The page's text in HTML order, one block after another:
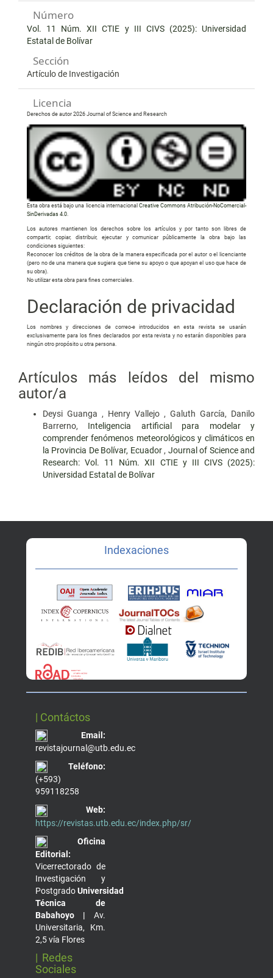
Número
Vol. 11 Núm. XII CTIE y III CIVS (2025): Universidad
Estatal de Bolívar
Sección
Artículo de Investigación
Licencia
Derechos de autor 2026 Journal of Science and Research
Esta obra está bajo una licencia internacionalCreative Commons Atribución-NoComercial-
SinDerivadas 4.0.
Los autores mantienen los derechos sobre los artículos y por tanto son libres de
compartir, copiar, distribuir, ejecutar y comunicar públicamente la obra bajo las
condiciones siguientes:
Reconocer los créditos de la obra de la manera especificada por el autor o el licenciante
(pero no de una manera que sugiera que tiene su apoyo o que apoyan el uso que hace de
su obra).
No utilizar esta obra para fines comerciales.
Declaración de privacidad
Los nombres y direcciones de correo-e introducidos en esta revista se usarán
exclusivamente para los fines declarados por esta revista y no estarán disponibles para
ningún otro propósito u otra persona.
Artículos más leídos del mismo
autor/a
Deysi Guanga , Henry Vallejo , Galuth García, Danilo
Barrerno, Inteligencia artificial para modelar y
comprender fenómenos meteorológicos y climáticos en
la Provincia De Bolívar, Ecuador , Journal of Science and
Research: Vol. 11 Núm. XII CTIE y III CIVS (2025):
Universidad Estatal de Bolívar
Indexaciones
| Contáctos
Email:
revistajournal@utb.edu.ec
Teléfono:
(+593)
959118258
Web:
https://revistas.utb.edu.ec/index.php/sr/
Oficina
Editorial:
Vicerrectorado de
Investigación y
PostgradoUniversidad
Técnica de
Babahoyo | Av.
Universitaria, Km.
2,5 vía Flores
| Redes
Sociales